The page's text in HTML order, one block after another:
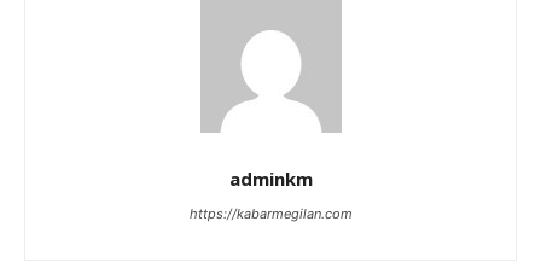
adminkm
https://kabarmegilan.com